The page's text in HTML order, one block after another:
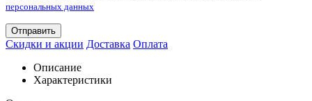
персональных данных
Отправить
Скидки и акции Доставка Оплата
Описание
Характеристики